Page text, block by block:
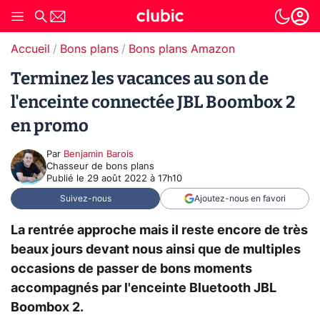
Accueil Bons plans Bons plans Amazon
Terminez les vacances au son de
l'enceinte connectée JBL Boombox 2
en promo
Par Benjamin Barois
Chasseur de bons plans
Publié le 29 août 2022 à 17h10
Suivez-nous Ajoutez-nous en favori
La rentrée approche mais il reste encore de très
beaux jours devant nous ainsi que de multiples
occasions de passer de bons moments
accompagnés par l'enceinte Bluetooth JBL
Boombox 2.